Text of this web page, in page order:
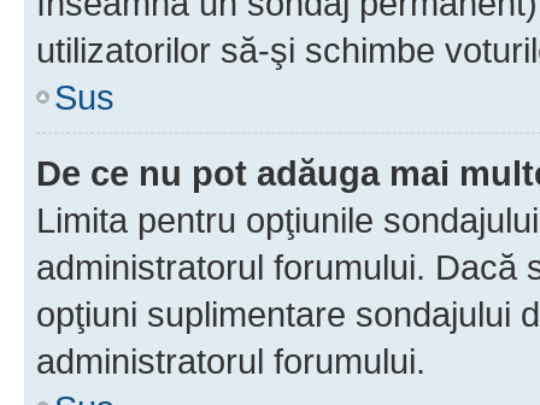
utilizatorilor să-şi schimbe
Sus
De ce nu pot adăuga mai
Limita pentru opţiunile
administratorul forumului. Dacă
opţiuni suplimentare sondajului
administratorul forumului.